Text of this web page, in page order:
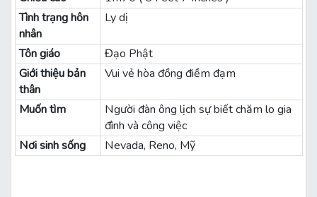
Tình trạng hôn
nhân
Ly dị
Tôn giáo
Đạo Phật
Giới thiệu bản
thân
Vui vẻ hòa đồng điềm đạm
Muốn tìm
Người đàn ông lịch sự biết chăm lo gia
đình và công việc
Nơi sinh sống
Nevada, Reno, Mỹ